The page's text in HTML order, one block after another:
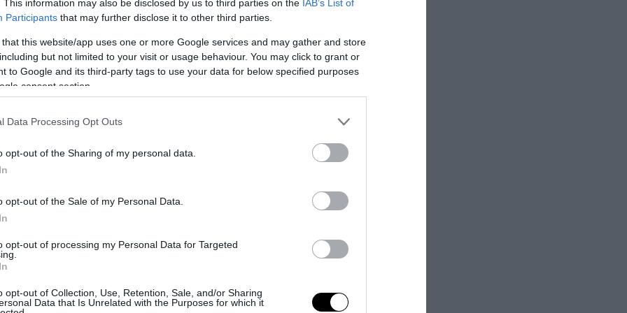
This information may also be disclosed by us to third parties on the IAB’s List of
Participants that may further disclose it to other third parties.
that this website/app uses one or more Google services and may gather and store
but not limited to your visit or usage behaviour. You may click to grant or
to Google and its third-party tags to use your data for below specified purposes
consent section.
Data Processing Opt Outs
opt-out of the Sharing of my personal data.
opt-out of the Sale of my Personal Data.
opt-out of processing my Personal Data for Targeted
opt-out of Collection, Use, Retention, Sale, and/or Sharing
Data that Is Unrelated with the Purposes for which it
detto chiaramente qualche sera fa, a “Otto e Mezzo”, su La7, polemizzando con
vicino ai grillini. Queste le sue testuali parole:
fascista dello Stato. Quando il professore cita la Resistenza offende la
‘boia chi molla’ e ‘moriremo per la patria’, che sono frasi fasciste e non certo
della Resistenza”.